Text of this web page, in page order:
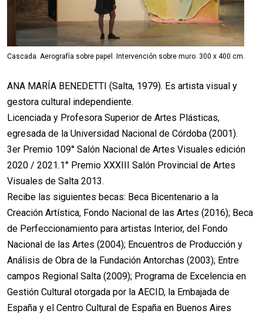
Cascada. Aerografía sobre papel. Intervención sobre muro. 300 x 400 cm.
ANA MARÍA BENEDETTI (Salta, 1979). Es artista visual y
gestora cultural independiente.
Licenciada y Profesora Superior de Artes Plásticas,
egresada de la Universidad Nacional de Córdoba (2001).
3er Premio 109° Salón Nacional de Artes Visuales edición
2020 / 2021.1° Premio XXXIII Salón Provincial de Artes
Visuales de Salta 2013.
Recibe las siguientes becas: Beca Bicentenario a la
Creación Artística, Fondo Nacional de las Artes (2016); Beca
de Perfeccionamiento para artistas Interior, del Fondo
Nacional de las Artes (2004); Encuentros de Producción y
Análisis de Obra de la Fundación Antorchas (2003); Entre
campos Regional Salta (2009); Programa de Excelencia en
Gestión Cultural otorgada por la AECID, la Embajada de
España y el Centro Cultural de España en Buenos Aires